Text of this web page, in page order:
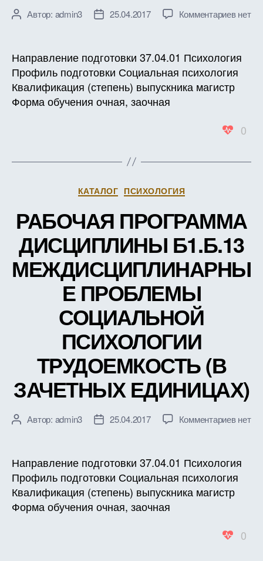
АвторАвтор: admin3
Дата25.04.2017 Комментариевк
Б1.Б.1
нет
Направление подготовки 37.04.01 Психология
Профиль подготовки Социальная психология
Квалификация (степень) выпускника магистр
Форма обучения очная, заочная
0
Рубрики
КАТАЛОГ ПСИХОЛОГИЯ
РАБОЧАЯ ПРОГРАММА
ДИСЦИПЛИНЫ Б1.Б.13
МЕЖДИСЦИПЛИНАРНЫ
Е ПРОБЛЕМЫ
СОЦИАЛЬНОЙ
ПСИХОЛОГИИ
ТРУДОЕМКОСТЬ (В
ЗАЧЕТНЫХ ЕДИНИЦАХ)
АвторАвтор: admin3
Дата25.04.2017 Комментариевк
нет
Направление подготовки 37.04.01 Психология
Профиль подготовки Социальная психология
Квалификация (степень) выпускника магистр
Форма обучения очная, заочная
0